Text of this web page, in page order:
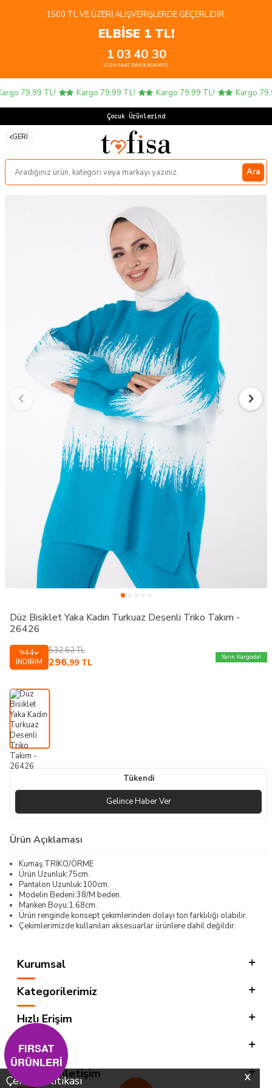
X
Çerez Politikası
1500 TL VE ÜZERI ALIŞVERIŞLERDE GEÇERLIDIR.
ELBİSE 1 TL!
1
GÜN
03
SAAT
40
DAKIKA
29
SANIYE
79,99 TL! Kargo 79,99 TL! Kargo 79,99 TL! Kargo
Çocuk Ürünlerinde 4
GERI
Ara
Düz Bisiklet Yaka Kadın Turkuaz Desenli Triko Takım -
26426
%44
İNDIRIM
532,62TL
296,99 TL
Yarın Kargoda!
Tükendi
Gelince Haber Ver
Ürün Açıklaması
Kumaş:TRİKO/ÖRME
Ürün Uzunluk:75cm.
Pantalon Uzunluk:100cm.
Modelin Bedeni:38/M beden.
Manken Boyu:1.68cm.
Ürün renginde konsept çekimlerinden dolayı ton farklılığı olabilir.
Çekimlerimizde kullanılan aksesuarlar ürünlere dahil değildir.
Kurumsal
Kategorilerimiz
Hızlı Erişim
Sosyal
Adres & İletişim
FIRSAT
ÜRÜNLERİ